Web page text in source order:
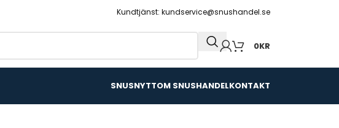
Kundtjänst: kundservice@snushandel.se
0KR
SNUSNYTTOM SNUSHANDELKONTAKT